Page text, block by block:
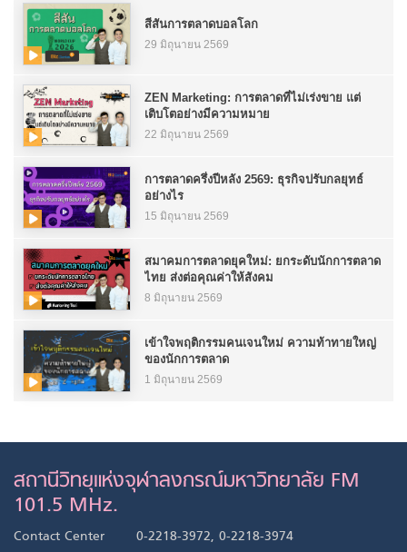
สีสันการตลาดบอลโลก
29 มิถุนายน 2569
ZEN Marketing: การตลาดที่ไม่เร่งขาย แต่
เติบโตอย่างมีความหมาย
22 มิถุนายน 2569
การตลาดครึ่งปีหลัง 2569: ธุรกิจปรับกลยุทธ์
อย่างไร
15 มิถุนายน 2569
สมาคมการตลาดยุคใหม่: ยกระดับนักการตลาด
ไทย ส่งต่อคุณค่าให้สังคม
8 มิถุนายน 2569
เข้าใจพฤติกรรมคนเจนใหม่ ความท้าทายใหญ่
ของนักการตลาด
1 มิถุนายน 2569
สถานีวิทยุแห่งจุฬาลงกรณ์มหาวิทยาลัย FM
101.5 MHz.
Contact Center
0-2218-3972, 0-2218-3974